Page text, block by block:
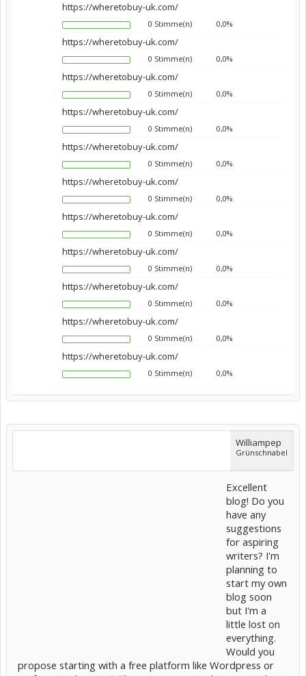
https://wheretobuy-uk.com/
0 Stimme(n) 0,0%
https://wheretobuy-uk.com/
0 Stimme(n) 0,0%
https://wheretobuy-uk.com/
0 Stimme(n) 0,0%
https://wheretobuy-uk.com/
0 Stimme(n) 0,0%
https://wheretobuy-uk.com/
0 Stimme(n) 0,0%
https://wheretobuy-uk.com/
0 Stimme(n) 0,0%
https://wheretobuy-uk.com/
0 Stimme(n) 0,0%
https://wheretobuy-uk.com/
0 Stimme(n) 0,0%
https://wheretobuy-uk.com/
0 Stimme(n) 0,0%
https://wheretobuy-uk.com/
0 Stimme(n) 0,0%
https://wheretobuy-uk.com/
0 Stimme(n) 0,0%
Williampep
Grünschnabel
Excellent
blog! Do you
have any
suggestions
for aspiring
writers? I'm
planning to
start my own
blog soon
but I'm a
little lost on
everything.
Would you
propose starting with a free platform like Wordpress or